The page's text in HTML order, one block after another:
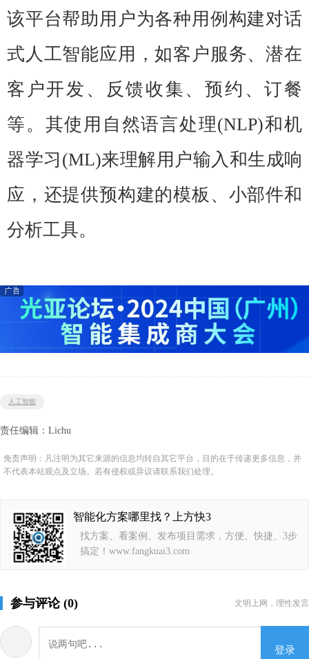
该平台帮助用户为各种用例构建对话
式人工智能应用，如客户服务、潜在
客户开发、反馈收集、预约、订餐
等。其使用自然语言处理(NLP)和机
器学习(ML)来理解用户输入和生成响
应，还提供预构建的模板、小部件和
分析工具。
人工智能
责任编辑：Lichu
免责声明：凡注明为其它来源的信息均转自其它平台，目的在于传递更多信息，并
不代表本站观点及立场。若有侵权或异议请联系我们处理。
智能化方案哪里找？上方快3
找方案、看案例、发布项目需求，方便、快捷、3步
搞定！www.fangkuai3.com
参与评论 (0) 文明上网，理性发言
登录